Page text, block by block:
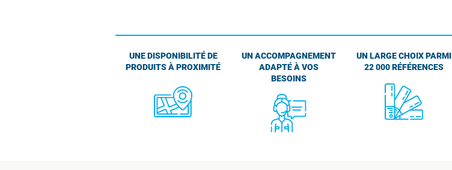
UNE DISPONIBILITÉ DE
PRODUITS À PROXIMITÉ
UN ACCOMPAGNEMENT
ADAPTÉ À VOS
BESOINS
UN LARGE CHOIX PARMI
22 000 RÉFÉRENCES